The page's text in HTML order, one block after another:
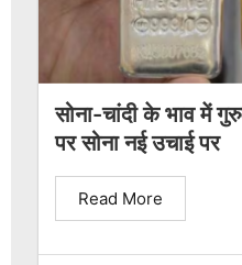
सोना-चांदी के भाव में
पर सोना नई उचाई पर
Read More